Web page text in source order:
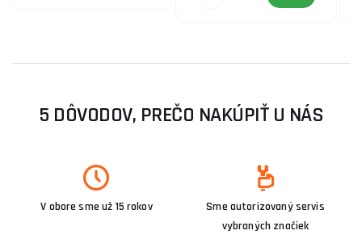
5 DÔVODOV, PREČO NAKÚPIŤ U NÁS
V obore sme už 15 rokov
Sme autorizovaný servis
vybraných značiek